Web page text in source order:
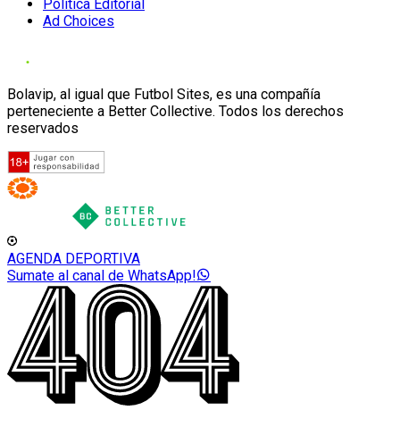
Política Editorial
Ad Choices
Bolavip, al igual que Futbol Sites, es una compañía
perteneciente a Better Collective. Todos los derechos
reservados
AGENDA DEPORTIVA
Sumate al canal de WhatsApp!